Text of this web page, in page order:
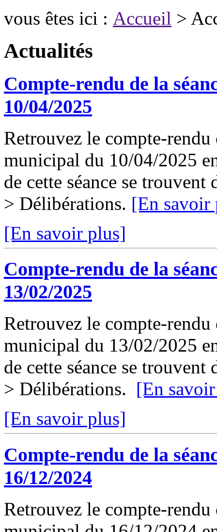
vous êtes ici : Accueil >
Actualités
Compte-rendu de la
10/04/2025
Retrouvez le compte-rendu
municipal du 10/04/2025
de cette séance se
> Délibérations. [En savoir
[En savoir plus]
Compte-rendu de la
13/02/2025
Retrouvez le compte-rendu
municipal du 13/02/2025
de cette séance se
> Délibérations. [En
[En savoir plus]
Compte-rendu de la
16/12/2024
Retrouvez le compte-rendu